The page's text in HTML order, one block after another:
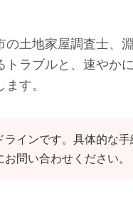
の土地家屋調査士、
トラブルと、速やか
す。
インです。具体的な手
問い合わせください。